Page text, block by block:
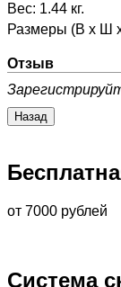
Вес: 1.44 кг.
Размеры (В х Ш
Отзыв
от 7000 рублей
Система